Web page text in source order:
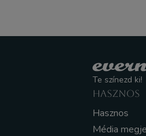
Te színezd ki!
HASZNOS
Hasznos
Média